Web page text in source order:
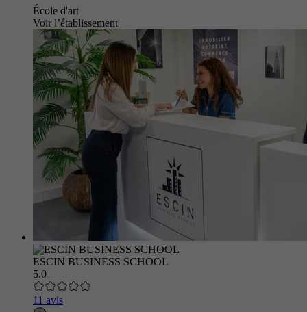
École d'art
Voir l’établissement
ESCIN BUSINESS SCHOOL
5.0
11 avis